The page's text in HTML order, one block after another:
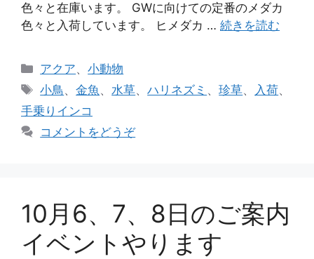
色々と在庫います。 GWに向けての定番のメダカ
色々と入荷しています。 ヒメダカ … 続きを読む
カ
テ
リ
ー
アクア、小動物
タ
グ
小鳥 、金魚、水草、ハリネズミ 、珍草、 入荷、
手乗りインコ
コメントをどうぞ
10月6、7、8日のご案内
イベントやります